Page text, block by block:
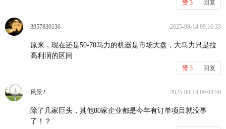
赞 3 回复
3957830136 2025-08-14 09:10:33
原来，现在还是50-70马力的机器是市场大盘，大马力只是拉
高利润的区间
赞 3 回复
风景2 2025-08-14 09:04:59
除了几家巨头，其他80家企业都是今年有订单项目就没事
了！？